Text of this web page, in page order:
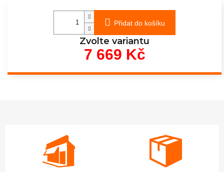
Přidat do košíku
Zvolte variantu
7 669 KčMěrná